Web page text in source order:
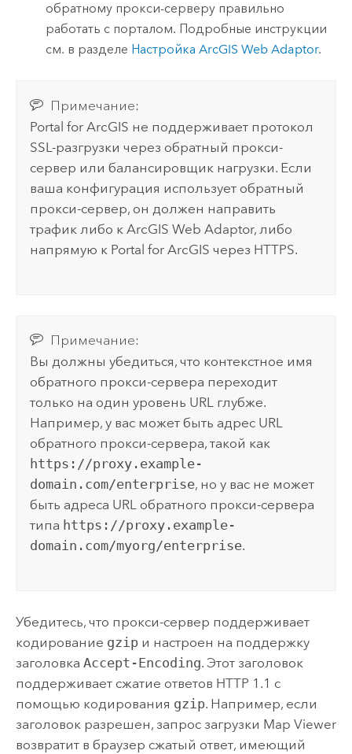
обратному прокси-серверу правильно
работать с порталом. Подробные инструкции
см. в разделе НастройкаArcGIS Web Adaptor.
Примечание:
Portal for ArcGIS не поддерживает протокол
SSL-разгрузки через обратный прокси-
сервер или балансировщик нагрузки. Если
ваша конфигурация использует обратный
прокси-сервер, он должен направить
трафик либо кArcGIS Web Adaptor, либо
напрямую к Portal for ArcGIS через HTTPS.
Примечание:
Вы должны убедиться, что контекстное имя
обратного прокси-сервера переходит
только на один уровень URL глубже.
Например, у вас может быть адрес URL
обратного прокси-сервера, такой как
https://proxy.example-
domain.com/enterprise, но у вас не может
быть адреса URL обратного прокси-сервера
типа https://proxy.example-
domain.com/myorg/enterprise.
Убедитесь, что прокси-сервер поддерживает
кодирование gzipи настроен на поддержку
заголовка Accept-Encoding. Этот заголовок
поддерживает сжатие ответов HTTP 1.1 с
помощью кодирования gzip. Например, если
заголовок разрешен, запрос загрузки Map Viewer
возвратит в браузер сжатый ответ, имеющий